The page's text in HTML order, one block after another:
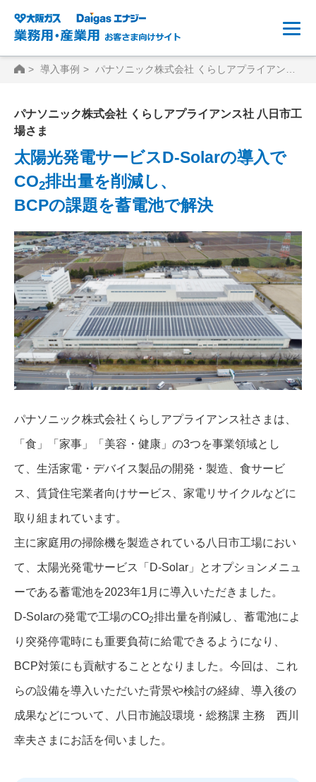
HOME導入事例 パナソニック株式会社 くらしアプライアンス社 八日市工場さま
パナソニック株式会社 くらしアプライアンス社 八日市工
場さま
太陽光発電サービスD-Solarの導入で
CO2排出量を削減し、
BCPの課題を蓄電池で解決
パナソニック株式会社くらしアプライアンス社さまは、
「食」「家事」「美容・健康」の3つを事業領域とし
て、生活家電・デバイス製品の開発・製造、食サービ
ス、賃貸住宅業者向けサービス、家電リサイクルなどに
取り組まれています。
主に家庭用の掃除機を製造されている八日市工場におい
て、太陽光発電サービス「D-Solar」とオプションメニュ
ーである蓄電池を2023年1月に導入いただきました。
D-Solarの発電で工場のCO2排出量を削減し、蓄電池によ
り突発停電時にも重要負荷に給電できるようになり、
BCP対策にも貢献することとなりました。今回は、これ
らの設備を導入いただいた背景や検討の経緯、導入後の
成果などについて、八日市施設環境・総務課 主務 西川
幸夫さまにお話を伺いました。